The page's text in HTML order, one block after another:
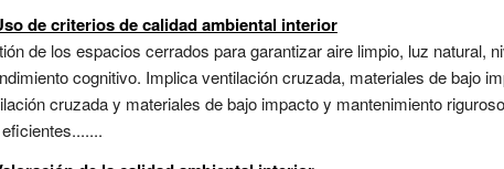
de criterios de calidad ambiental interior
de los espacios cerrados para garantizar aire limpio, luz natural,
cognitivo. Implica ventilación cruzada, materiales de bajo
cruzada y materiales de bajo impacto y mantenimiento